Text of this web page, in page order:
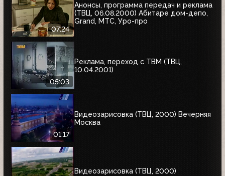
07:24
Анонсы, программа передач и реклама
(ТВЦ, 06.08.2000) Абитаре дом-депо,
Grand, МТС, Уро-про
05:03
Реклама, переход с ТВМ (ТВЦ,
10.04.2001)
01:17
Видеозарисовка (ТВЦ, 2000) Вечерняя
Москва
Видеозарисовка (ТВЦ, 2000)